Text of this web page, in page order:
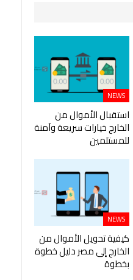
NEWS
استقبال الأموال من
الخارج خيارات سريعة وآمنة
للمستلمين
NEWS
كيفية تحويل الأموال من
الخارج إلى مصر دليل خطوة
بخطوة